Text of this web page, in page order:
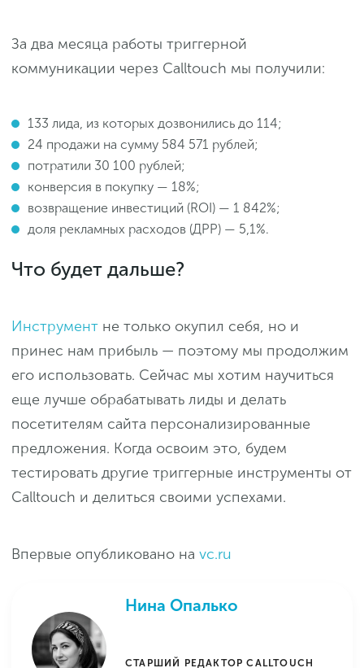
За два месяца работы триггерной
коммуникации через Calltouch мы получили:
133 лида, из которых дозвонились до 114;
24 продажи на сумму 584 571 рублей;
потратили 30 100 рублей;
конверсия в покупку — 18%;
возвращение инвестиций (ROI) — 1 842%;
доля рекламных расходов (ДРР) — 5,1%.
Что будет дальше?
Инструмент не только окупил себя, но и
принес нам прибыль — поэтому мы продолжим
его использовать. Сейчас мы хотим научиться
еще лучше обрабатывать лиды и делать
посетителям сайта персонализированные
предложения. Когда освоим это, будем
тестировать другие триггерные инструменты от
Calltouch и делиться своими успехами.
Впервые опубликовано на vc.ru
Нина Опалько
СТАРШИЙ РЕДАКТОР CALLTOUCH